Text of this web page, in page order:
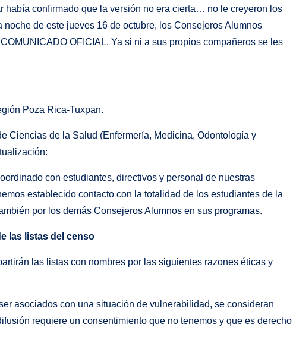
había confirmado que la versión no era cierta… no le creyeron los
de este jueves 16 de octubre, los Consejeros Alumnos
OFICIAL. Ya si ni a sus propios compañeros se les
Poza Rica-Tuxpan.
Ciencias de la Salud (Enfermería, Medicina, Odontología y
con estudiantes, directivos y personal de nuestras
establecido contacto con la totalidad de los estudiantes de la
por los demás Consejeros Alumnos en sus programas.
las listas del censo
las listas con nombres por las siguientes razones éticas y
asociados con una situación de vulnerabilidad, se consideran
requiere un consentimiento que no tenemos y que es derecho